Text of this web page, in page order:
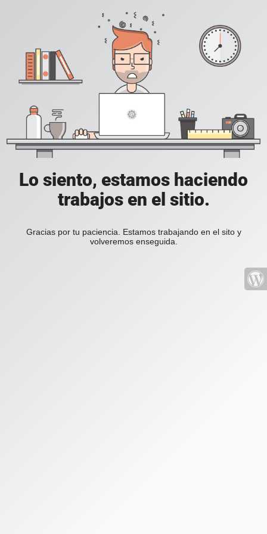
Lo siento, estamos haciendo
trabajos en el sitio.
Gracias por tu paciencia. Estamos trabajando en el sito y
volveremos enseguida.